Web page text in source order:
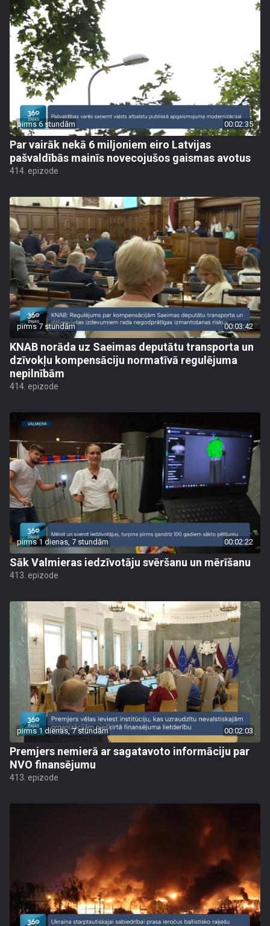
pirms 6 stundām 00:02:35
Par vairāk nekā 6 miljoniem eiro Latvijas
pašvaldībās mainīs novecojušos gaismas avotus
414. epizode
pirms 7 stundām 00:03:42
KNAB norāda uz Saeimas deputātu transporta un
dzīvokļu kompensāciju normatīvā regulējuma
nepilnībām
414. epizode
pirms 1 dienas, 7 stundām 00:02:22
Sāk Valmieras iedzīvotāju svēršanu un mērīšanu
413. epizode
pirms 1 dienas, 7 stundām 00:02:03
Premjers nemierā ar sagatavoto informāciju par
NVO finansējumu
413. epizode